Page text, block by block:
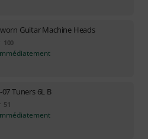
Guitar Machine Heads
100
07 Tuners 6L B
51